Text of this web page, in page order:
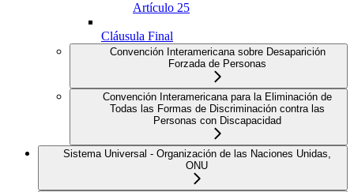
Artículo 25
Cláusula Final
Convención Interamericana sobre Desaparición
Forzada de Personas
Convención Interamericana para la Eliminación de
Todas las Formas de Discriminación contra las
Personas con Discapacidad
Sistema Universal - Organización de las Naciones Unidas,
ONU